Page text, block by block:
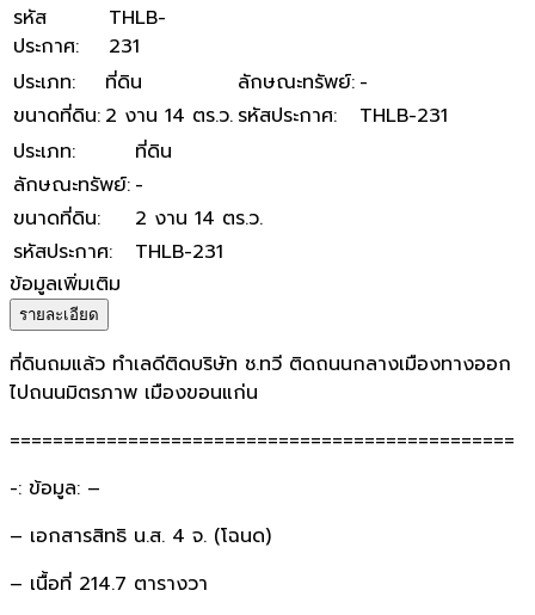
รหัส
ประกาศ:
THLB-
231
ประเภท: ที่ดิน ลักษณะทรัพย์: -
ขนาดที่ดิน: 2 งาน 14 ตร.ว. รหัสประกาศ:
THLB-231
ประเภท:
ที่ดิน
ลักษณะทรัพย์: -
ขนาดที่ดิน:
2 งาน 14 ตร.ว.
รหัสประกาศ:
THLB-231
ข้อมูลเพิ่มเติม
รายละเอียด
ที่ดินถมแล้ว ทำเลดีติดบริษัท ช.ทวี ติดถนนกลางเมืองทางออก
ไปถนนมิตรภาพ เมืองขอนแก่น
===============================================
-: ข้อมูล: –
– เอกสารสิทธิ น.ส. 4 จ. (โฉนด)
– เนื้อที่ 214.7 ตารางวา